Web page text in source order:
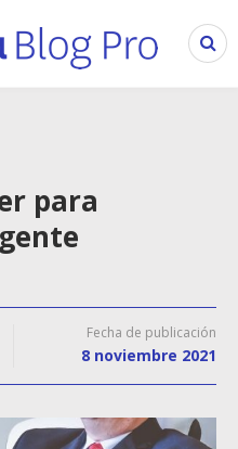
para
Fecha de publicación
8 noviembre 2021